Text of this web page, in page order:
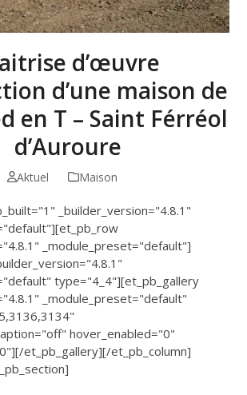
d’œuvre
d’une maison de
en T – Saint Férréol
d’Auroure
Aktuel Maison
_builder_version="4.8.1"
_module_preset="default"]
type="4_4"][et_pb_gallery
_module_preset="default"
hover_enabled="0"
et_pb_gallery][/et_pb_column]